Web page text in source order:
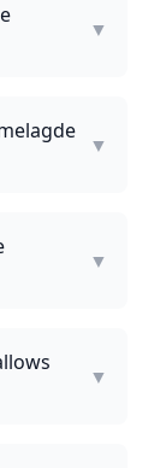
▼
▼
▼
▼